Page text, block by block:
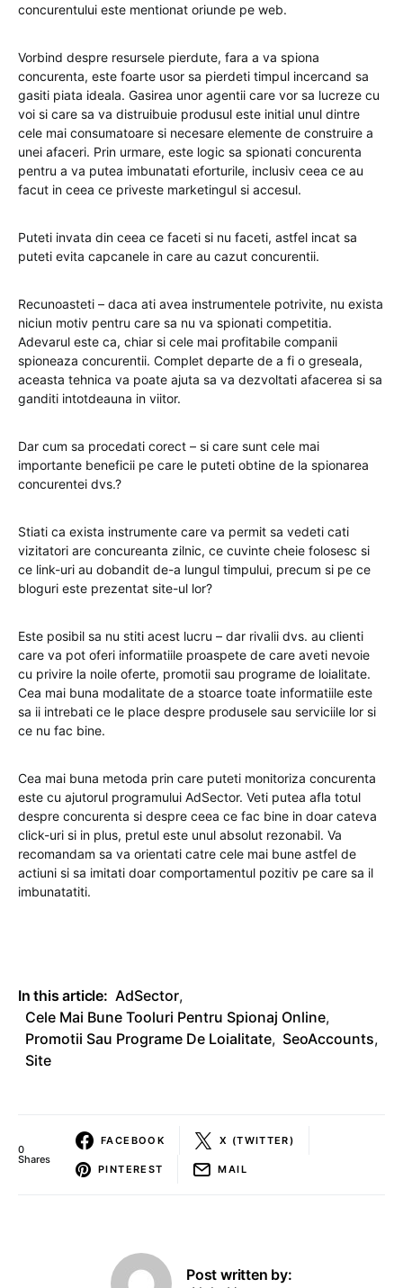
concurentului este mentionat oriunde pe web.
Vorbind despre resursele pierdute, fara a va spiona
concurenta, este foarte usor sa pierdeti timpul incercand sa
gasiti piata ideala. Gasirea unor agentii care vor sa lucreze cu
voi si care sa va distruibuie produsul este initial unul dintre
cele mai consumatoare si necesare elemente de construire a
unei afaceri. Prin urmare, este logic sa spionati concurenta
pentru a va putea imbunatati eforturile, inclusiv ceea ce au
facut in ceea ce priveste marketingul si accesul.
Puteti invata din ceea ce faceti si nu faceti, astfel incat sa
puteti evita capcanele in care au cazut concurentii.
Recunoasteti – daca ati avea instrumentele potrivite, nu exista
niciun motiv pentru care sa nu va spionati competitia.
Adevarul este ca, chiar si cele mai profitabile companii
spioneaza concurentii. Complet departe de a fi o greseala,
aceasta tehnica va poate ajuta sa va dezvoltati afacerea si sa
ganditi intotdeauna in viitor.
Dar cum sa procedati corect – si care sunt cele mai
importante beneficii pe care le puteti obtine de la spionarea
concurentei dvs.?
Stiati ca exista instrumente care va permit sa vedeti cati
vizitatori are concureanta zilnic, ce cuvinte cheie folosesc si
ce link-uri au dobandit de-a lungul timpului, precum si pe ce
bloguri este prezentat site-ul lor?
Este posibil sa nu stiti acest lucru – dar rivalii dvs. au clienti
care va pot oferi informatiile proaspete de care aveti nevoie
cu privire la noile oferte, promotii sau programe de loialitate.
Cea mai buna modalitate de a stoarce toate informatiile este
sa ii intrebati ce le place despre produsele sau serviciile lor si
ce nu fac bine.
Cea mai buna metoda prin care puteti monitoriza concurenta
este cu ajutorul programului AdSector. Veti putea afla totul
despre concurenta si despre ceea ce fac bine in doar cateva
click-uri si in plus, pretul este unul absolut rezonabil. Va
recomandam sa va orientati catre cele mai bune astfel de
actiuni si sa imitati doar comportamentul pozitiv pe care sa il
imbunatatiti.
In this article: AdSector,
Cele Mai Bune Tooluri Pentru Spionaj Online,
Promotii Sau Programe De Loialitate, SeoAccounts,
Site
0
Shares
FACEBOOK X (TWITTER)
PINTEREST MAIL
Post written by: